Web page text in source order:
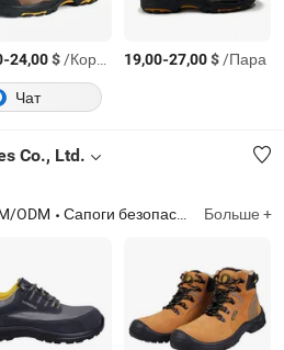
-24,00$/Коробка 19,00-27,00$/Пара
Чат
Co., Ltd.
ODM Сапоги безопасности Больше +